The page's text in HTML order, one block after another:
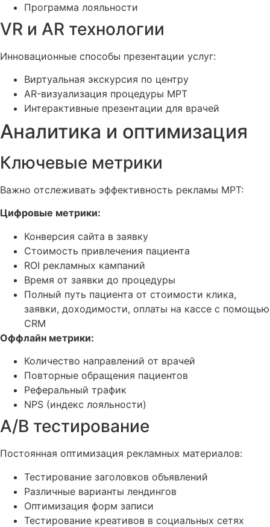
Программа лояльности
VR и AR технологии
Инновационные способы презентации услуг:
Виртуальная экскурсия по центру
AR-визуализация процедуры МРТ
Интерактивные презентации для врачей
Аналитика и оптимизация
Ключевые метрики
Важно отслеживать эффективность рекламы МРТ:
Цифровые метрики:
Конверсия сайта в заявку
Стоимость привлечения пациента
ROI рекламных кампаний
Время от заявки до процедуры
Полный путь пациента от стоимости клика,
заявки, доходимости, оплаты на кассе с помощью
CRM
Оффлайн метрики:
Количество направлений от врачей
Повторные обращения пациентов
Реферальный трафик
NPS (индекс лояльности)
A/B тестирование
Постоянная оптимизация рекламных материалов:
Тестирование заголовков объявлений
Различные варианты лендингов
Оптимизация форм записи
Тестирование креативов в социальных сетях